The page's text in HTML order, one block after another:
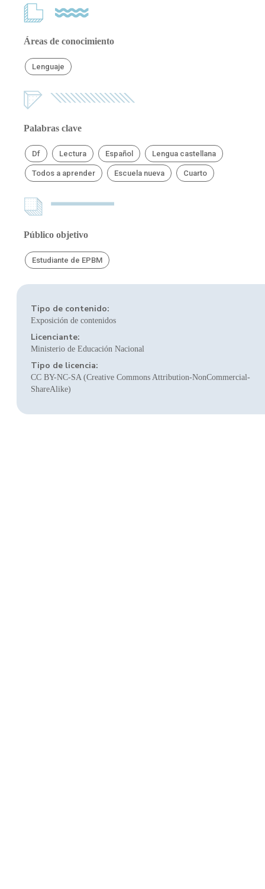
Áreas de conocimiento
Lenguaje
Palabras clave
Df Lectura Español Lengua castellana
Todos a aprender Escuela nueva Cuarto
Público objetivo
Estudiante de EPBM
Tipo de contenido:
Exposición de contenidos
Licenciante:
Ministerio de Educación Nacional
Tipo de licencia:
CC BY-NC-SA (Creative Commons Attribution-NonCommercial-
ShareAlike)